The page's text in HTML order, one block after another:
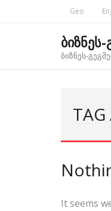
Geo
ბიზნეს-
TAG
It seems